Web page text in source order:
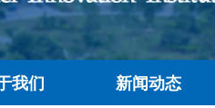
我们 新闻动态